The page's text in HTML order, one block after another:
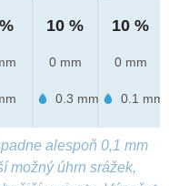
10 %
0 mm
0.3 mm
10 %
0 mm
0.1 mm
alespoň 0,1 mm
možný úhrn srážek,